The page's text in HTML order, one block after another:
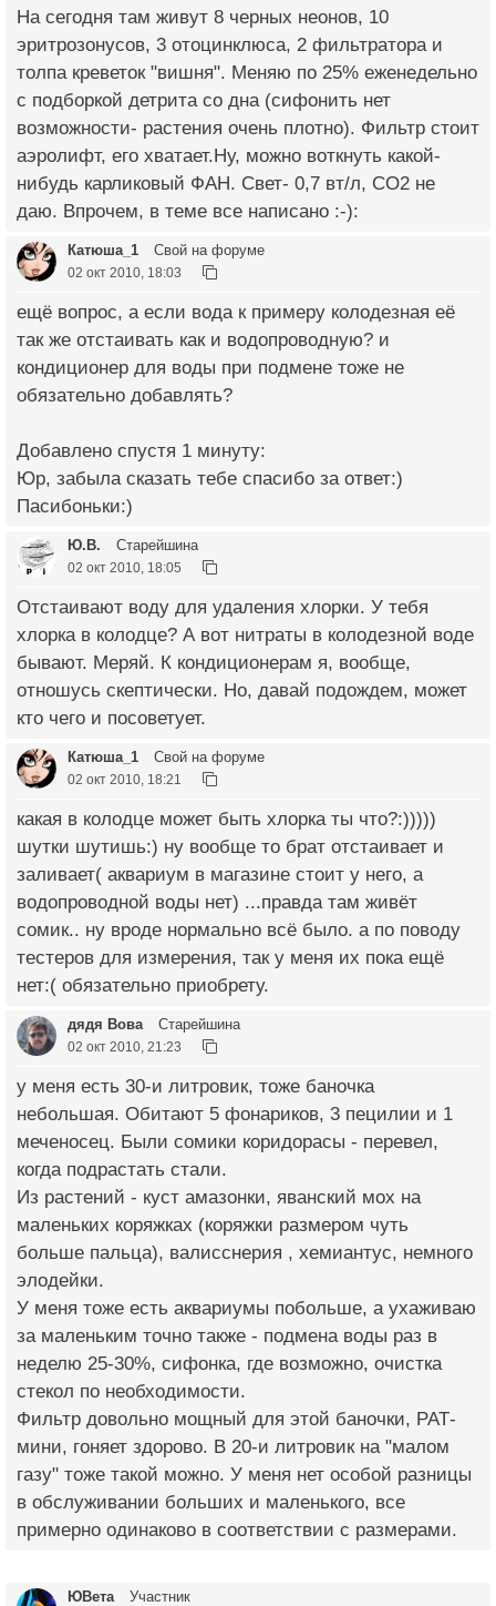
На сегодня там живут 8 черных неонов, 10
эритрозонусов, 3 отоцинклюса, 2 фильтратора и
толпа креветок "вишня". Меняю по 25% еженедельно
с подборкой детрита со дна (сифонить нет
возможности- растения очень плотно). Фильтр стоит
аэролифт, его хватает.Ну, можно воткнуть какой-
нибудь карликовый ФАН. Свет- 0,7 вт/л, СО2 не
даю. Впрочем, в теме все написано :-):
Катюша_1 Свой на форуме
02 окт 2010, 18:03
ещё вопрос, а если вода к примеру колодезная её
так же отстаивать как и водопроводную? и
кондиционер для воды при подмене тоже не
обязательно добавлять?
Добавлено спустя 1 минуту:
Юр, забыла сказать тебе спасибо за ответ:)
Пасибоньки:)
Ю.В. Старейшина
02 окт 2010, 18:05
Отстаивают воду для удаления хлорки. У тебя
хлорка в колодце? А вот нитраты в колодезной воде
бывают. Меряй. К кондиционерам я, вообще,
отношусь скептически. Но, давай подождем, может
кто чего и посоветует.
Катюша_1 Свой на форуме
02 окт 2010, 18:21
какая в колодце может быть хлорка ты что?:)))))
шутки шутишь:) ну вообще то брат отстаивает и
заливает( аквариум в магазине стоит у него, а
водопроводной воды нет) ...правда там живёт
сомик.. ну вроде нормально всё было. а по поводу
тестеров для измерения, так у меня их пока ещё
нет:( обязательно приобрету.
дядя Вова Старейшина
02 окт 2010, 21:23
у меня есть 30-и литровик, тоже баночка
небольшая. Обитают 5 фонариков, 3 пецилии и 1
меченосец. Были сомики коридорасы - перевел,
когда подрастать стали.
Из растений - куст амазонки, яванский мох на
маленьких коряжках (коряжки размером чуть
больше пальца), валисснерия , хемиантус, немного
элодейки.
У меня тоже есть аквариумы побольше, а ухаживаю
за маленьким точно также - подмена воды раз в
неделю 25-30%, сифонка, где возможно, очистка
стекол по необходимости.
Фильтр довольно мощный для этой баночки, РАТ-
мини, гоняет здорово. В 20-и литровик на "малом
газу" тоже такой можно. У меня нет особой разницы
в обслуживании больших и маленького, все
примерно одинаково в соответствии с размерами.
ЮВета Участник